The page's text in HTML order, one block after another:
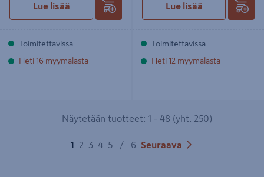
Lue lisää
Toimitettavissa
Heti 16 myymälästä
Lue lisää
Toimitettavissa
Heti 12 myymälästä
Näytetään tuotteet: 1 - 48 (yht. 250)
1 2 3 4 5 / 6 Seuraava